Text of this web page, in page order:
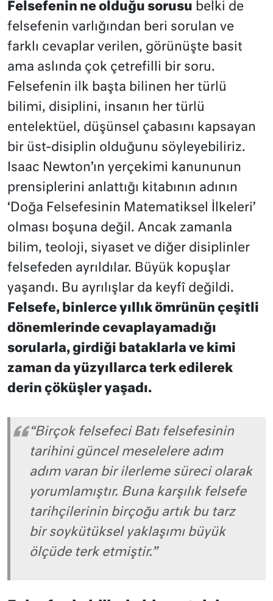
Felsefenin ne olduğu sorusu belki de
felsefenin varlığından beri sorulan ve
farklı cevaplar verilen, görünüşte basit
ama aslında çok çetrefilli bir soru.
Felsefenin ilk başta bilinen her türlü
bilimi, disiplini, insanın her türlü
entelektüel, düşünsel çabasını kapsayan
bir üst-disiplin olduğunu söyleyebiliriz.
Isaac Newton’ın yerçekimi kanununun
prensiplerini anlattığı kitabının adının
‘Doğa Felsefesinin Matematiksel İlkeleri’
olması boşuna değil. Ancak zamanla
bilim, teoloji, siyaset ve diğer disiplinler
felsefeden ayrıldılar. Büyük kopuşlar
yaşandı. Bu ayrılışlar da keyfî değildi.
Felsefe, binlerce yıllık ömrünün çeşitli
dönemlerinde cevaplayamadığı
sorularla, girdiği bataklarla ve kimi
zaman da yüzyıllarca terk edilerek
derin çöküşler yaşadı.
“Birçok felsefeci Batı felsefesinin
tarihini güncel meselelere adım
adım varan bir ilerleme süreci olarak
yorumlamıştır. Buna karşılık felsefe
tarihçilerinin birçoğu artık bu tarz
bir soykütüksel yaklaşımı büyük
ölçüde terk etmiştir.”